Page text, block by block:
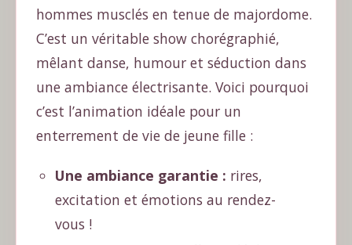
hommes musclés en tenue de majordome.
C’est un véritable show chorégraphié,
mêlant danse, humour et séduction dans
une ambiance électrisante. Voici pourquoi
c’est l’animation idéale pour un
enterrement de vie de jeune fille :
Une ambiance garantie : rires,
excitation et émotions au rendez-
vous !